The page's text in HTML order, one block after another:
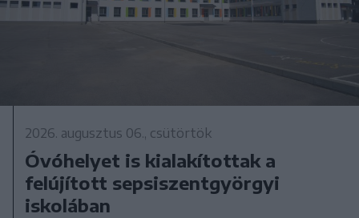
2026. augusztus 06., csütörtök
Óvóhelyet is kialakítottak a
felújított sepsiszentgyörgyi
iskolában